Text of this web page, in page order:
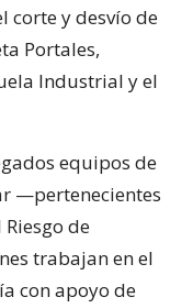
corte y desvío de
Portales,
Industrial y el
equipos de
—pertenecientes
de
trabajan en el
con apoyo de